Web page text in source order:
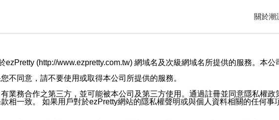
關於潮
(http://www.ezpretty.com.tw) 網域名及次級網域名所提供的服務。本
不同意，請不要使用或取得本公司所提供的服務。
業務合作之第三方，並可能被本公司及第三方使用。通過註冊並同意隱私權政
相一致。 如果用戶對於ezPretty網站的隱私權聲明或與個人資料相關的任何事